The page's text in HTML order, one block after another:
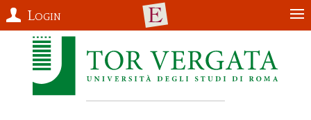
Login